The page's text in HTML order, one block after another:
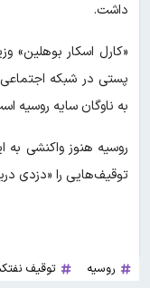
داشت.
«کارل اسکار بوهلین»
پستی در شبکه
به ناوگان سایه روسیه
روسیه هنوز واکنشی به
توقیف‌هایی را «دزدی
روسیه توقیف